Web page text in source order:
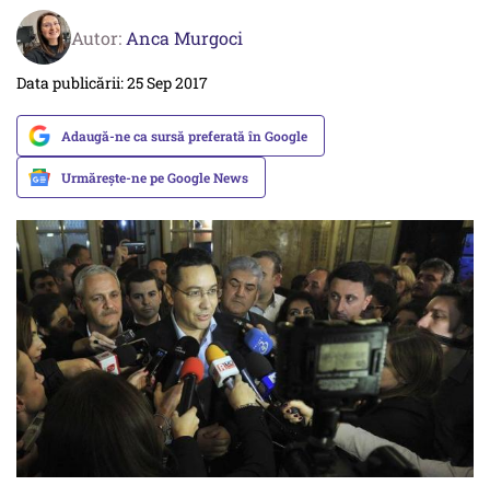
Autor: Anca Murgoci
Data publicării: 25 Sep 2017
Adaugă-ne ca sursă preferată în Google
Urmărește-ne pe Google News